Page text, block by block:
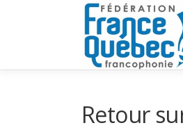
Retour